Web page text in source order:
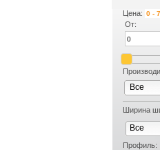
Цена:
От:
Все
Ширина
Все
Профиль: